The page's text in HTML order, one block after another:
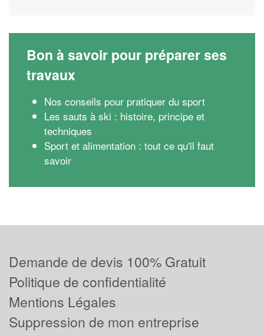
Bon à savoir pour préparer ses
travaux
Nos conseils pour pratiquer du sport
Les sauts à ski : histoire, principe et
techniques
Sport et alimentation : tout ce qu'il faut
savoir
Demande de devis 100% Gratuit
Politique de confidentialité
Mentions Légales
Suppression de mon entreprise